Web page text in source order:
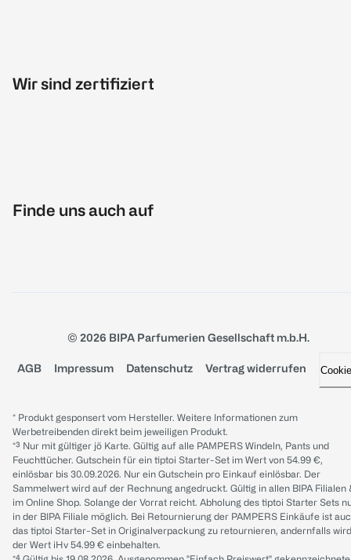
Wir sind zertifiziert
Finde uns auch auf
© 2026 BIPA Parfumerien Gesellschaft m.b.H.
AGB Impressum Datenschutz Vertrag widerrufen
* Produkt gesponsert vom Hersteller. Weitere Informationen zum
Werbetreibenden direkt beim jeweiligen Produkt.
*³ Nur mit gültiger jö Karte. Gültig auf alle PAMPERS Windeln, Pants und
Feuchttücher. Gutschein für ein tiptoi Starter-Set im Wert von 54.99 €,
einlösbar bis 30.09.2026. Nur ein Gutschein pro Einkauf einlösbar. Der
Sammelwert wird auf der Rechnung angedruckt. Gültig in allen BIPA Filialen
im Online Shop. Solange der Vorrat reicht. Abholung des tiptoi Starter Sets
in der BIPA Filiale möglich. Bei Retournierung der PAMPERS Einkäufe ist
das tiptoi Starter-Set in Originalverpackung zu retournieren, andernfalls wird
der Wert iHv 54.99 € einbehalten.